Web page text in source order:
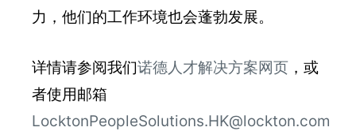
力，他们的工作环境也会蓬勃发展。
详情请参阅我们诺德人才解决方案网页 ，或
者使用邮箱
LocktonPeopleSolutions.HK@lockton.com